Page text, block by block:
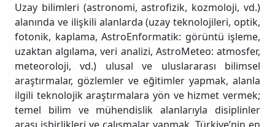
Uzay bilimleri (astronomi, astrofizik, kozmoloji, vd.)
alanında ve ilişkili alanlarda (uzay teknolojileri, optik,
fotonik, kaplama, AstroEnformatik: görüntü işleme,
uzaktan algılama, veri analizi, AstroMeteo: atmosfer,
meteoroloji, vd.) ulusal ve uluslararası bilimsel
araştırmalar, gözlemler ve eğitimler yapmak, alanla
ilgili teknolojik araştırmalara yön ve hizmet vermek;
temel bilim ve mühendislik alanlarıyla disiplinler